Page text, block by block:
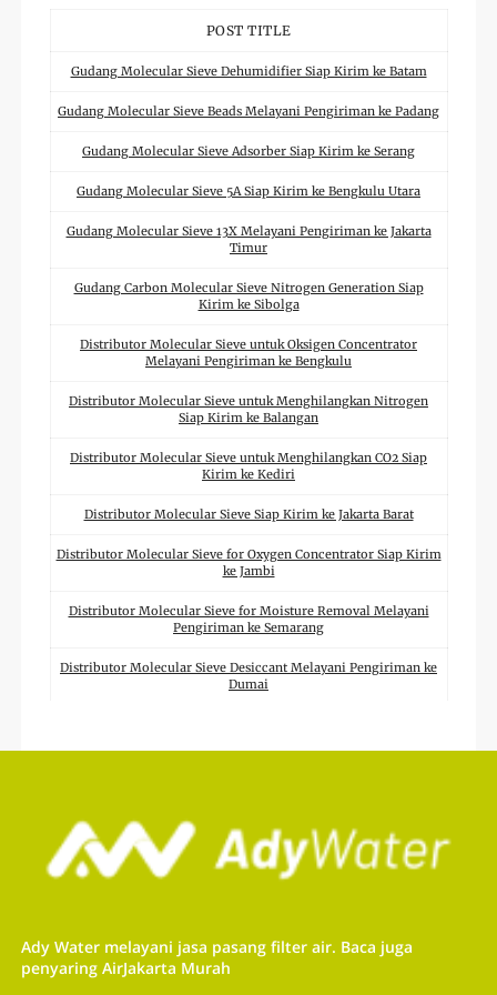
POST TITLE
Gudang Molecular Sieve Dehumidifier Siap Kirim ke Batam
Gudang Molecular Sieve Beads Melayani Pengiriman ke Padang
Gudang Molecular Sieve Adsorber Siap Kirim ke Serang
Gudang Molecular Sieve 5A Siap Kirim ke Bengkulu Utara
Gudang Molecular Sieve 13X Melayani Pengiriman ke Jakarta
Timur
Gudang Carbon Molecular Sieve Nitrogen Generation Siap
Kirim ke Sibolga
Distributor Molecular Sieve untuk Oksigen Concentrator
Melayani Pengiriman ke Bengkulu
Distributor Molecular Sieve untuk Menghilangkan Nitrogen
Siap Kirim ke Balangan
Distributor Molecular Sieve untuk Menghilangkan CO2 Siap
Kirim ke Kediri
Distributor Molecular Sieve Siap Kirim ke Jakarta Barat
Distributor Molecular Sieve for Oxygen Concentrator Siap Kirim
ke Jambi
Distributor Molecular Sieve for Moisture Removal Melayani
Pengiriman ke Semarang
Distributor Molecular Sieve Desiccant Melayani Pengiriman ke
Dumai
Distributor Molecular Sieve Beads Siap Kirim ke Tangerang
Selatan
Distributor Molecular Sieve Adsorber Melayani Pengiriman ke
Aceh
Ady Water melayani jasa pasang filter air. Baca juga
penyaring AirJakarta Murah